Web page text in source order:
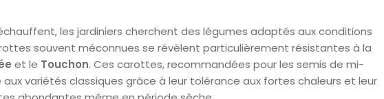
les jardiniers cherchent des légumes adaptés aux conditions
souvent méconnues se révèlent particulièrement résistantes à la
et le Touchon. Ces carottes, recommandées pour les semis de mi-
variétés classiques grâce à leur tolérance aux fortes chaleurs et leur